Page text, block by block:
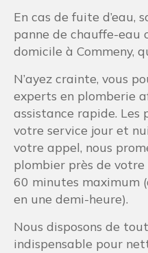
En cas de fuite d’eau,
panne de chauffe-eau
domicile à Commeny,
N’ayez crainte, vous
experts en plomberie
assistance rapide. Les
votre service jour et
votre appel, nous
plombier près de votre
60 minutes maximum
en une demi-heure).
Nous disposons de
indispensable pour